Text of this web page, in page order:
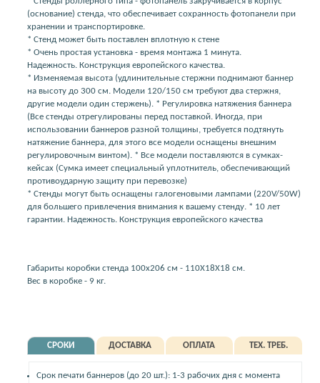
(основание) стенда, что обеспечивает сохранность фотопанели при
хранении и транспортировке.
* Стенд может быть поставлен вплотную к стене
* Очень простая установка - время монтажа 1 минута.
Надежность. Конструкция европейского качества.
* Изменяемая высота (удлинительные стержни поднимают баннер
на высоту до 300 см. Модели 120/150 см требуют два стержня,
другие модели один стержень). * Регулировка натяжения баннера
(Все стенды отрегулированы перед поставкой. Иногда, при
использовании баннеров разной толщины, требуется подтянуть
натяжение баннера, для этого все модели оснащены внешним
регулировочным винтом). * Все модели поставляются в сумках-
кейсах (Сумка имеет специальный уплотнитель, обеспечивающий
противоударную защиту при перевозке)
* Стенды могут быть оснащены галогеновыми лампами (220V/50W)
для большего привлечения внимания к вашему стенду. * 10 лет
гарантии. Надежность. Конструкция европейского качества
Габариты коробки стенда 100х206 см - 110Х18Х18 см.
Вес в коробке - 9 кг.
СРОКИ ДОСТАВКА ОПЛАТА ТЕХ. ТРЕБ.
Срок печати баннеров (до 20 шт.): 1-3 рабочих дня с момента